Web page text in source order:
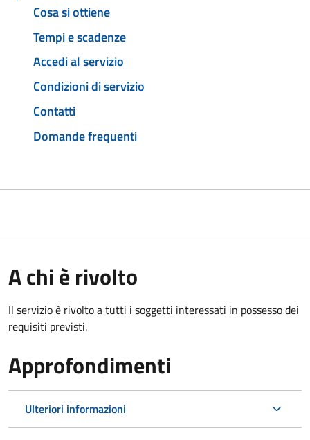
Cosa si ottiene
Tempi e scadenze
Accedi al servizio
Condizioni di servizio
Contatti
Domande frequenti
A chi è rivolto
Il servizio è rivolto a tutti i soggetti interessati in possesso dei
requisiti previsti.
Approfondimenti
Ulteriori informazioni